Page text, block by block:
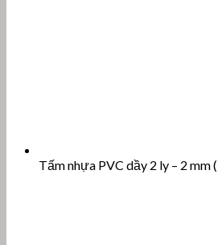
Tấm nhựa PVC dầy 2 ly – 2 mm